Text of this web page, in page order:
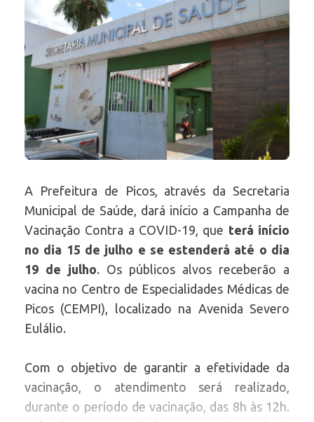
A Prefeitura de Picos, através da Secretaria
Municipal de Saúde, dará início a Campanha de
Vacinação Contra a COVID-19, que terá início
no dia 15 de julho e se estenderá até o dia
19 de julho. Os públicos alvos receberão a
vacina no Centro de Especialidades Médicas de
Picos (CEMPI), localizado na Avenida Severo
Eulálio.
Com o objetivo de garantir a efetividade da
vacinação, o atendimento será realizado,
durante o período de vacinação, das 8h às 12h.